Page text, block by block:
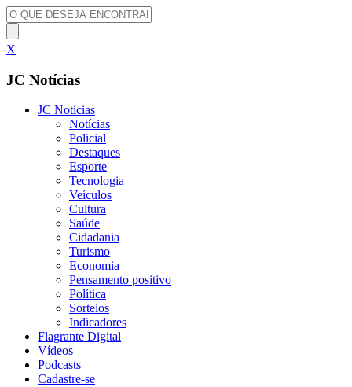
X
JC Notícias
JC Notícias
Notícias
Policial
Destaques
Esporte
Tecnologia
Veículos
Cultura
Saúde
Cidadania
Turismo
Economia
Pensamento positivo
Política
Sorteios
Indicadores
Flagrante Digital
Vídeos
Podcasts
Cadastre-se